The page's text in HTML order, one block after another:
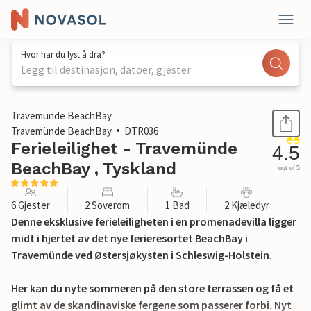
Hvor har du lyst å dra?
Legg til destinasjon, datoer, gjester
1 / 31
Travemünde BeachBay
Travemünde BeachBay
DTR036
Ferieleilighet - Travemünde
BeachBay , Tyskland
4.5
out of 5
6 Gjester 2 Soverom 1 Bad 2 Kjæledyr
Denne eksklusive ferieleiligheten i en promenadevilla ligger
midt i hjertet av det nye ferieresortet BeachBay i
Travemünde ved Østersjøkysten i Schleswig-Holstein.
Her kan du nyte sommeren på den store terrassen og få et
glimt av de skandinaviske fergene som passerer forbi. Nyt